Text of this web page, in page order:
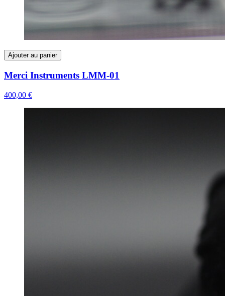
Ajouter au panier
Merci Instruments LMM-01
400,00 €